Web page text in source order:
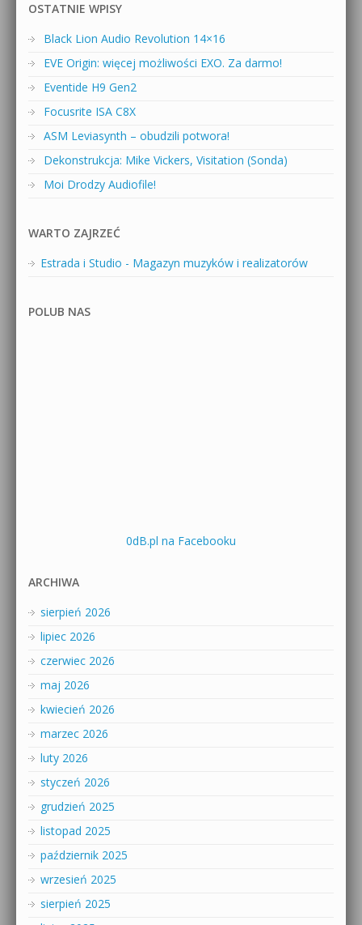
OSTATNIE WPISY
Black Lion Audio Revolution 14×16
EVE Origin: więcej możliwości EXO. Za darmo!
Eventide H9 Gen2
Focusrite ISA C8X
ASM Leviasynth – obudzili potwora!
Dekonstrukcja: Mike Vickers, Visitation (Sonda)
Moi Drodzy Audiofile!
WARTO ZAJRZEĆ
Estrada i Studio - Magazyn muzyków i realizatorów
POLUB NAS
0dB.pl na Facebooku
ARCHIWA
sierpień 2026
lipiec 2026
czerwiec 2026
maj 2026
kwiecień 2026
marzec 2026
luty 2026
styczeń 2026
grudzień 2025
listopad 2025
październik 2025
wrzesień 2025
sierpień 2025